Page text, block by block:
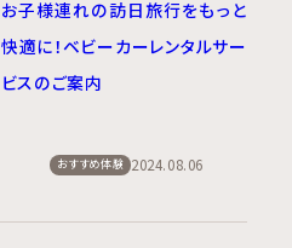
お子様連れの訪日旅行をもっと
快適に！ベビーカーレンタルサー
ビスのご案内
おすすめ体験 2024.08.06